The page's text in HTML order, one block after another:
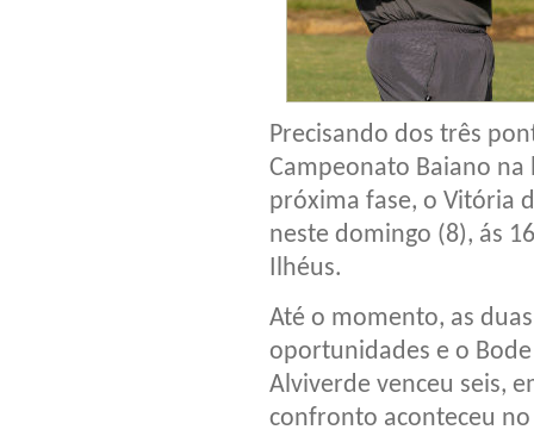
Precisando dos três
Campeonato Baiano
próxima fase, o Vitória
neste domingo (8), ás
Ilhéus.
Até o momento, as
oportunidades e o
Alviverde venceu seis,
confronto aconteceu